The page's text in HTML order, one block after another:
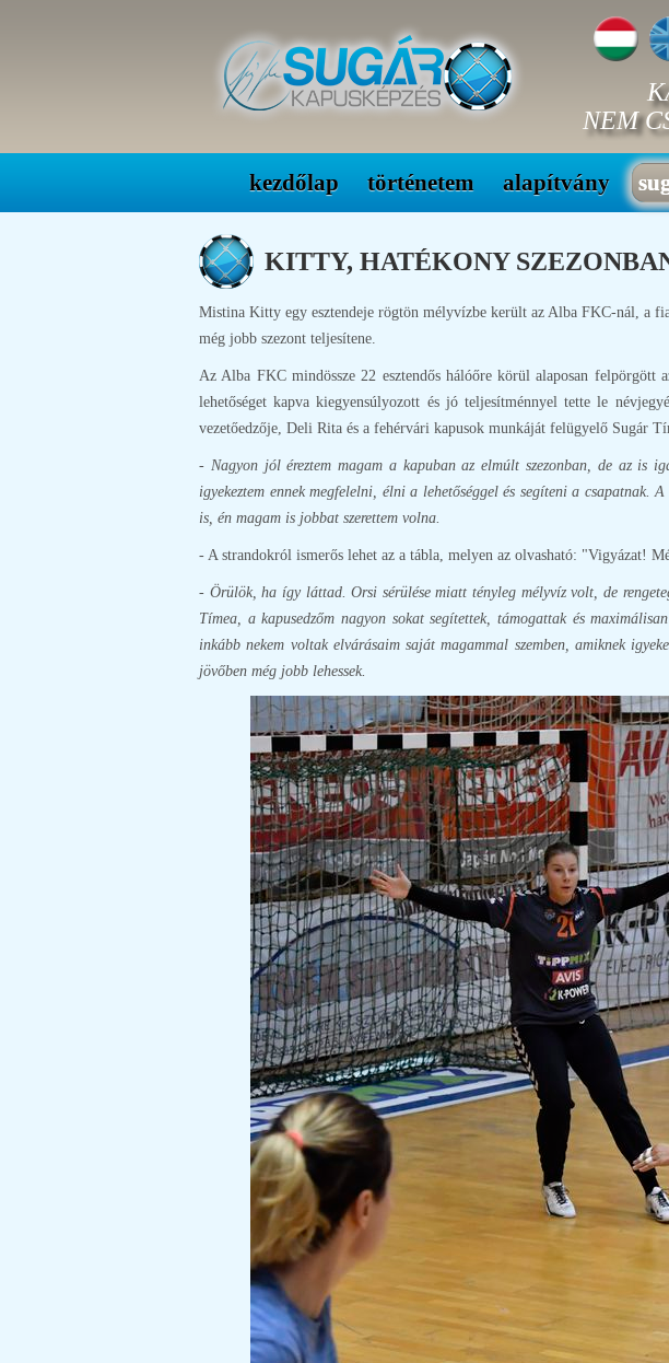
NEM
kezdőlap történetem alapítvány
KITTY, HATÉKONY
Mistina Kitty egy esztendeje rögtön mélyvízbe került az Alba FKC-nál, a
még jobb szezont teljesítene.
Az Alba FKC mindössze 22 esztendős hálóőre körül alaposan felpörgött
lehetőséget kapva kiegyensúlyozott és jó teljesítménnyel tette le
vezetőedzője, Deli Rita és a fehérvári kapusok munkáját felügyelő Sugár
- Nagyon jól éreztem magam a kapuban az elmúlt szezonban, de az is
igyekeztem ennek megfelelni, élni a lehetőséggel és segíteni a csapatnak.
is, én magam is jobbat szerettem volna.
- A strandokról ismerős lehet az a tábla, melyen az olvasható: "Vigyázat!
- Örülök, ha így láttad. Orsi sérülése miatt tényleg mélyvíz volt, de
Tímea, a kapusedzőm nagyon sokat segítettek, támogattak és
inkább nekem voltak elvárásaim saját magammal szemben, amiknek
jövőben még jobb lehessek.